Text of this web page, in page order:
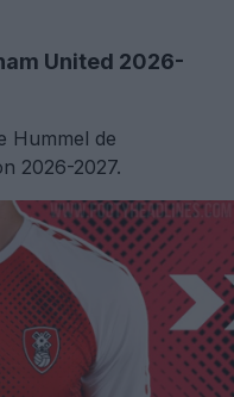
United 2026-
Hummel de
2026-2027.